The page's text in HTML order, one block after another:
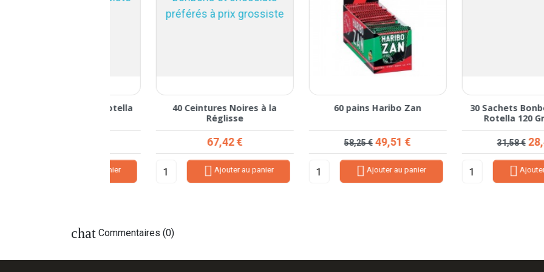
40 Ceintures Noires à la
 Ajouter au panier
60 pains Haribo Zan
Prix de base
Prix
49,51 €
 Ajouter au panier
30 Sachets Bonbons
Rotella 120 Grammes
Prix de base
Prix
28,42 €
 Ajouter au panier
chat Commentaires (0)